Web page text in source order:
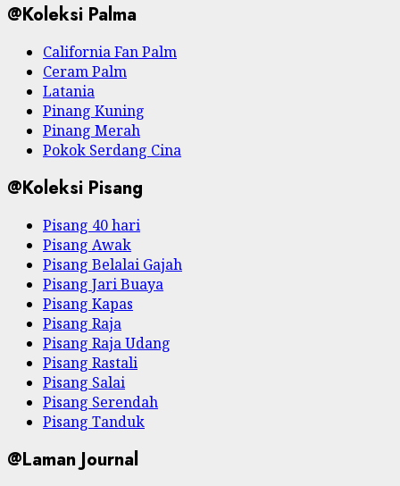
@Koleksi Palma
California Fan Palm
Ceram Palm
Latania
Pinang Kuning
Pinang Merah
Pokok Serdang Cina
@Koleksi Pisang
Pisang 40 hari
Pisang Awak
Pisang Belalai Gajah
Pisang Jari Buaya
Pisang Kapas
Pisang Raja
Pisang Raja Udang
Pisang Rastali
Pisang Salai
Pisang Serendah
Pisang Tanduk
@Laman Journal